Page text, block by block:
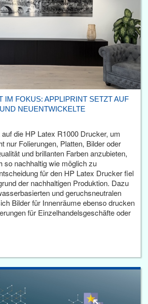
IM FOKUS: APPLIPRINT SETZT AUF
NEUENTWICKELTE
die HP Latex R1000 Drucker, um
nur Folierungen, Platten, Bilder oder
und brillanten Farben anzubieten,
so nachhaltig wie möglich zu
für den HP Latex Drucker fiel
der nachhaltigen Produktion. Dazu
und geruchsneutralen
Bilder für Innenräume ebenso drucken
für Einzelhandelsgeschäfte oder